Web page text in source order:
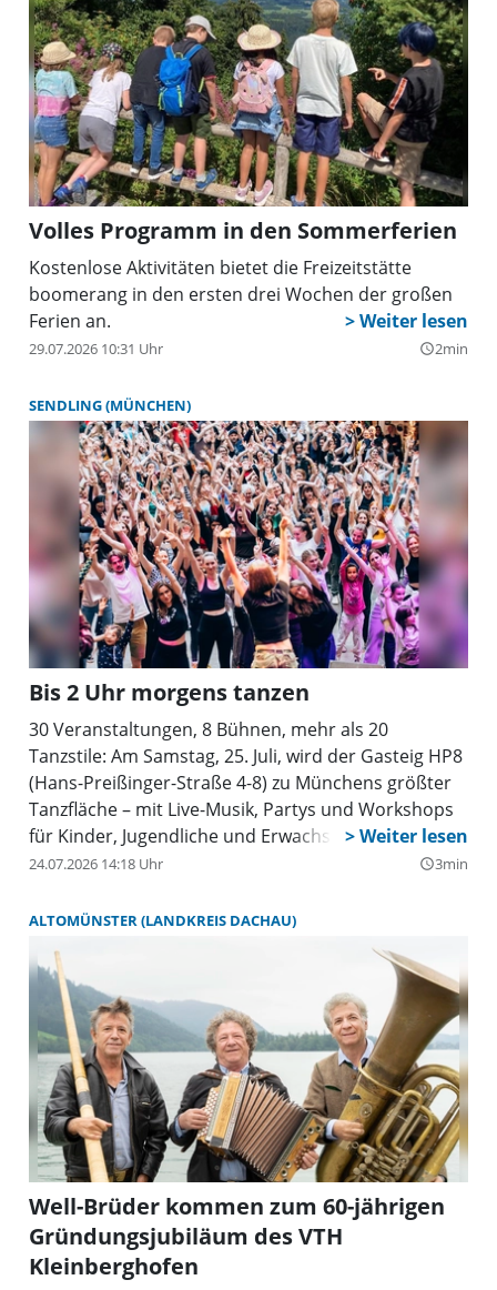
Volles Programm in den Sommerferien
Kostenlose Aktivitäten bietet die Freizeitstätte
boomerang in den ersten drei Wochen der großen
Ferien an.
29.07.2026 10:31 Uhr query_builder2min
SENDLING (MÜNCHEN)
Bis 2 Uhr morgens tanzen
30 Veranstaltungen, 8 Bühnen, mehr als 20
Tanzstile: Am Samstag, 25. Juli, wird der Gasteig HP8
(Hans-Preißinger-Straße 4-8) zu Münchens größter
Tanzfläche – mit Live-Musik, Partys und Workshops
für Kinder, Jugendliche und Erwachsene. Der Eintritt
ist frei.
24.07.2026 14:18 Uhr query_builder3min
ALTOMÜNSTER (LANDKREIS DACHAU)
Well-Brüder kommen zum 60-jährigen
Gründungsjubiläum des VTH
Kleinberghofen